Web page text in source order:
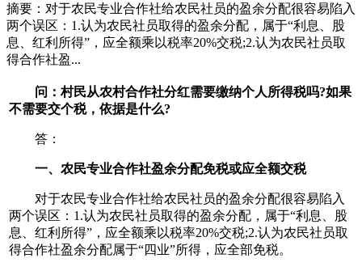
摘要：对于农民专业合作社给农民社员的盈余分配很容易陷入
两个误区：1.认为农民社员取得的盈余分配，属于“利息、股
息、红利所得”，应全额乘以税率20%交税;2.认为农民社员取
得合作社盈...
问：村民从农村合作社分红需要缴纳个人所得税吗?如果
不需要交个税，依据是什么?
答：
一、农民专业合作社盈余分配免税或应全额交税
对于农民专业合作社给农民社员的盈余分配很容易陷入
两个误区：1.认为农民社员取得的盈余分配，属于“利息、股
息、红利所得”，应全额乘以税率20%交税;2.认为农民社员取
得合作社盈余分配属于“四业”所得，应全部免税。